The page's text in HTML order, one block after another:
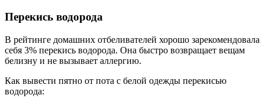
Перекись водорода
В рейтинге домашних отбеливателей хорошо зарекомендовала
себя 3% перекись водорода. Она быстро возвращает вещам
белизну и не вызывает аллергию.
Как вывести пятно от пота с белой одежды перекисью
водорода: